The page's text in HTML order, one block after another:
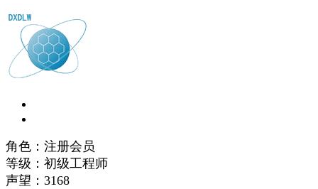
角色：注册会员
等级：初级工程师
声望： 3168